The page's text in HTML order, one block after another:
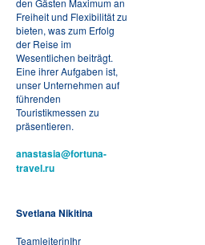
den Gästen Maximum an
Freiheit und Flexibilität zu
bieten, was zum Erfolg
der Reise im
Wesentlichen beiträgt.
Eine ihrer Aufgaben ist,
unser Unternehmen auf
führenden
Touristikmessen zu
präsentieren.
anastasia@fortuna-
travel.ru
Svetlana Nikitina
TeamleiterinIhr